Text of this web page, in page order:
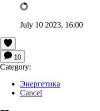
July 10 2023, 16:00
10
Category:
Энергетика
Cancel